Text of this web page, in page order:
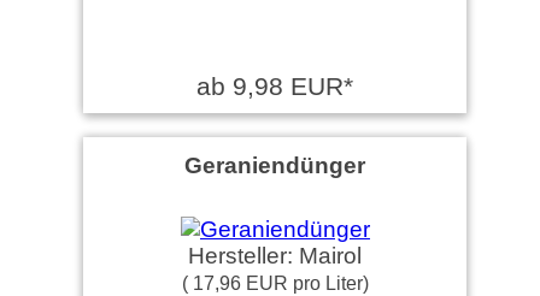
ab 9,98 EUR*
Geraniendünger
Hersteller: Mairol
( 17,96 EUR pro Liter)